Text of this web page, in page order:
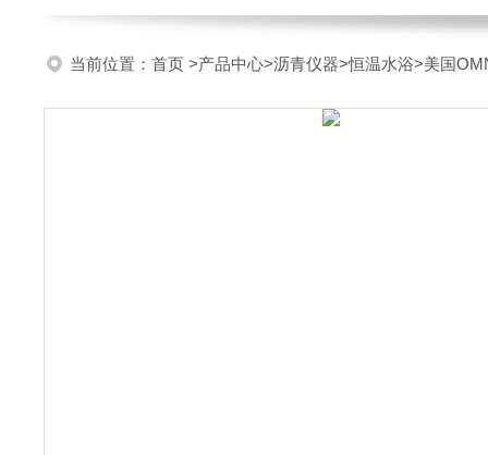
当前位置： 首页 >产品中心>沥青仪器>恒温水浴>美国